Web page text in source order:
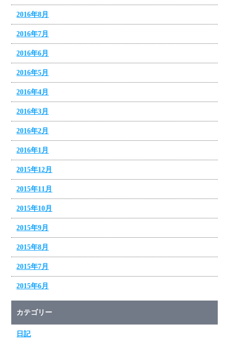
2016年8月
2016年7月
2016年6月
2016年5月
2016年4月
2016年3月
2016年2月
2016年1月
2015年12月
2015年11月
2015年10月
2015年9月
2015年8月
2015年7月
2015年6月
カテゴリー
日記